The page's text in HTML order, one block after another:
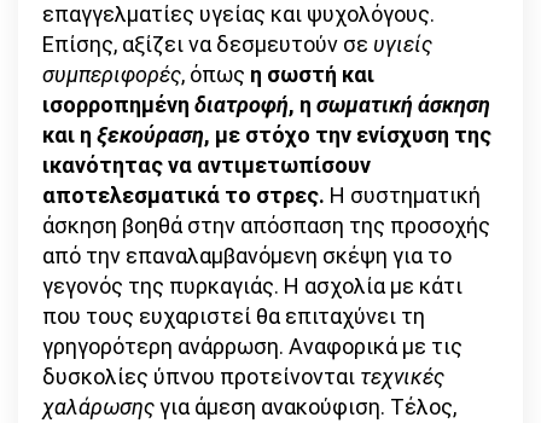
επαγγελματίες υγείας και ψυχολόγους.
Επίσης, αξίζει να δεσμευτούν σε υγιείς
συμπεριφορές, όπως η σωστή και
ισορροπημένη διατροφή, η σωματική άσκηση
και η ξεκούραση, με στόχο την ενίσχυση της
ικανότητας να αντιμετωπίσουν
αποτελεσματικά το στρες. Η συστηματική
άσκηση βοηθά στην απόσπαση της προσοχής
από την επαναλαμβανόμενη σκέψη για το
γεγονός της πυρκαγιάς. Η ασχολία με κάτι
που τους ευχαριστεί θα επιταχύνει τη
γρηγορότερη ανάρρωση. Αναφορικά με τις
δυσκολίες ύπνου προτείνονται τεχνικές
χαλάρωσηςγια άμεση ανακούφιση. Τέλος,